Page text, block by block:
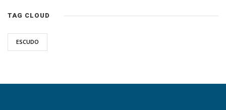
TAG CLOUD
ESCUDO